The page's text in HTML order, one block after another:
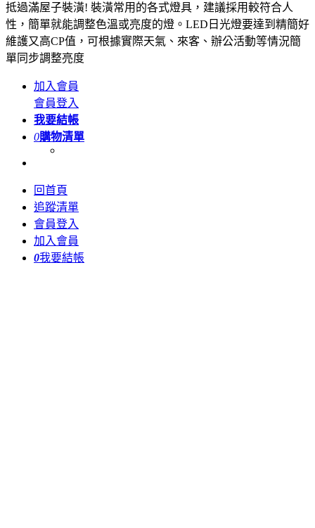
抵過滿屋子裝潢! 裝潢常用的各式燈具，建議採用較符合人
性，簡單就能調整色溫或亮度的燈。LED日光燈要達到精簡好
維護又高CP值，可根據實際天氣、來客、辦公活動等情況簡
單同步調整亮度
加入會員
會員登入
我要結帳
0購物清單
回首頁
追蹤清單
會員登入
加入會員
0我要結帳